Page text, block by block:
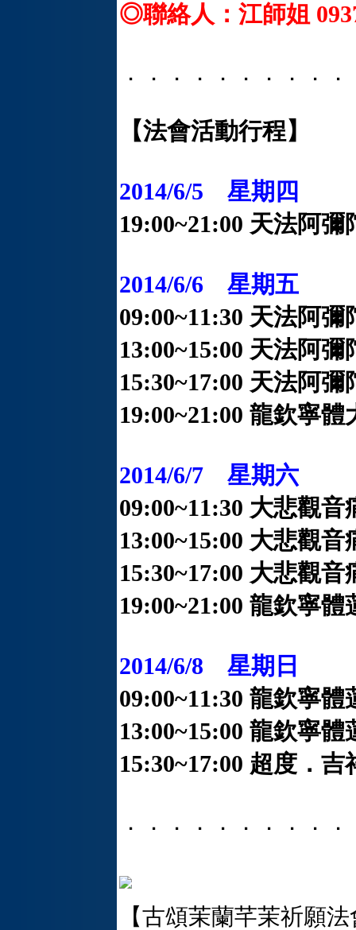
◎聯絡人：江師姐
．．．．．．．．．
【法會活動行程】
2014/6/5 星期四
19:00~21:00 天法阿彌
2014/6/6 星期五
09:00~11:30 天法阿
13:00~15:00 天法阿
15:30~17:00 天法阿
19:00~21:00 龍欽寧
2014/6/7 星期六
09:00~11:30 大悲觀
13:00~15:00 大悲觀
15:30~17:00 大悲觀
19:00~21:00 龍欽寧
2014/6/8 星期日
09:00~11:30 龍欽寧
13:00~15:00 龍欽寧
15:30~17:00 超度．
．．．．．．．．．
【古頌茉蘭芊茉祈願